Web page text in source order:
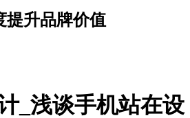
提升品牌价值
_浅谈手机站在设